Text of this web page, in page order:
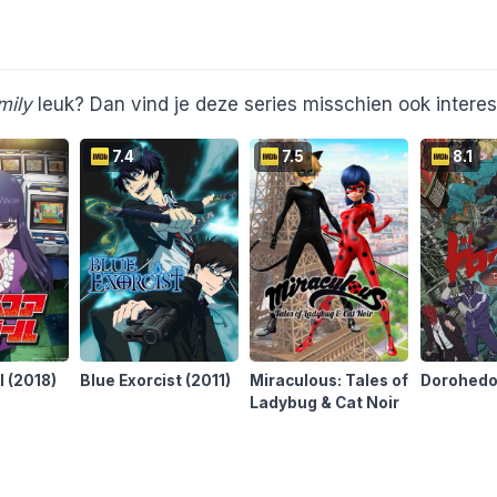
leuk? Dan vind je deze series misschien ook
(2018)
7.4
Blue Exorcist (2011)
7.5
Miraculous: Tales of
Ladybug & Cat Noir
8.1